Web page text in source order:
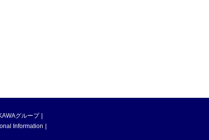
グループ
Information